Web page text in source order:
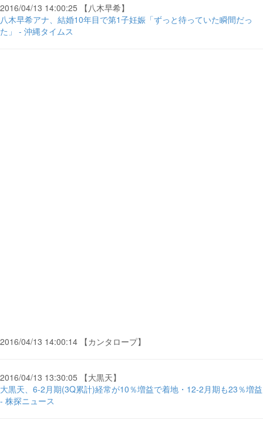
2016/04/13 14:00:25 【八木早希】
八木早希アナ、結婚10年目で第1子妊娠「ずっと待っていた瞬間だっ
た」 - 沖縄タイムス
2016/04/13 14:00:14 【カンタロープ】
2016/04/13 13:30:05 【大黒天】
大黒天、6-2月期(3Q累計)経常が10％増益で着地・12-2月期も23％増益
- 株探ニュース